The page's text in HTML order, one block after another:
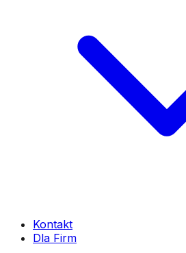
Kontakt
Dla Firm